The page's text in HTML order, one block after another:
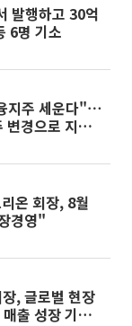
발행하고 30억
6명 기소
변경으로 지주
온 회장, 8월
경영"
, 글로벌 현장
출 성장 기반